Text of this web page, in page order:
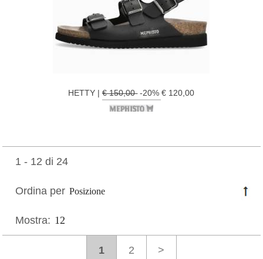
HETTY |€ 150,00-20% € 120,00
1 - 12 di 24
Ordina per
Mostra:
1 2 >